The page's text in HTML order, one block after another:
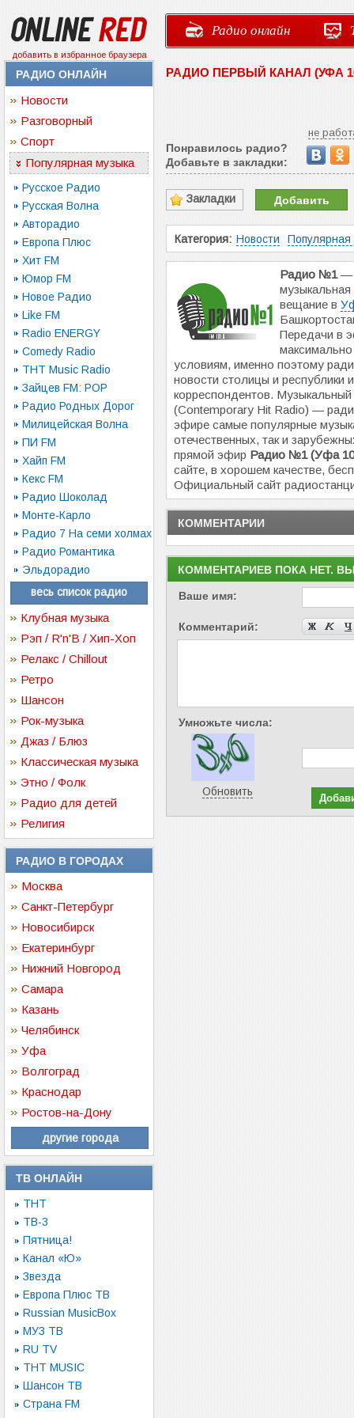
добавить в избранное браузера
Радио онлайн
РАДИО ОНЛАЙН
Новости
Разговорный
Спорт
Популярная музыка
Русское Радио
Русская Волна
Авторадио
Европа Плюс
Хит FM
Юмор FM
Новое Радио
Like FM
Radio ENERGY
Comedy Radio
ТНТ Music Radio
Зайцев FM: POP
Радио Родных Дорог
Милицейская Волна
ПИ FM
Хайп FM
Кекс FM
Радио Шоколад
Монте-Карло
Радио 7 На семи холмах
Радио Романтика
Эльдорадио
весь список радио
Клубная музыка
Рэп / R'n'B / Хип-Хоп
Релакс / Chillout
Ретро
Шансон
Рок-музыка
Джаз / Блюз
Классическая музыка
Этно / Фолк
Радио для детей
Религия
РАДИО В ГОРОДАХ
Москва
Санкт-Петербург
Новосибирск
Екатеринбург
Нижний Новгород
Самара
Казань
Челябинск
Уфа
Волгоград
Краснодар
Ростов-на-Дону
другие города
ТВ ОНЛАЙН
ТНТ
ТВ-3
Пятница!
Канал «Ю»
Звезда
Европа Плюс ТВ
Russian MusicBox
МУЗ ТВ
RU TV
ТНТ MUSIC
Шансон ТВ
Страна FM
РАДИО ПЕРВЫЙ КАНАЛ (УФА
не
Понравилось радио?
Добавьте в закладки:
Закладки Добавить
Категория: Новости Популярная
Радио №1—
вещание в
Передачи в
условиям, именно поэтому
новости столицы и республики
корреспондентов.
(Contemporary Hit Radio) —
эфире самые популярные
отечественных, так и
прямой эфир Радио №1 (Уфа
сайте, в хорошем качестве,
Официальный сайт
КОММЕНТАРИИ
КОММЕНТАРИЕВ ПОКА НЕТ.
Ваше имя:
Комментарий:
Умножьте числа:
Обновить